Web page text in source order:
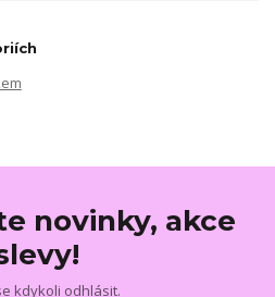
novinky, akce
kdykoli odhlásit.